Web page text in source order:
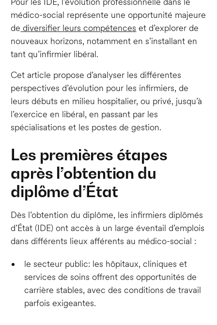
médico-social représente une opportunité majeure
de diversifier leurs compétences et d’explorer de
nouveaux horizons, notamment en s’installant en
tant qu’infirmier libéral.
Cet article propose d’analyser les différentes
perspectives d’évolution pour les infirmiers, de
leurs débuts en milieu hospitalier, ou privé, jusqu’à
l’exercice en libéral, en passant par les
spécialisations et les postes de gestion.
Les premières étapes
après l’obtention du
diplôme d’État
Dès l’obtention du diplôme, les infirmiers diplômés
d’État (IDE) ont accès à un large éventail d’emplois
dans différents lieux afférents au médico-social :
le secteur public: les hôpitaux, cliniques et
services de soins offrent des opportunités de
carrière stables, avec des conditions de travail
parfois exigeantes.